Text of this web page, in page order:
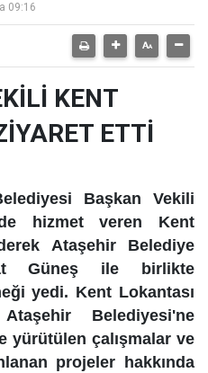
09:16
KENT
ETTİ
Başkan Vekili
hizmet veren Kent
Ataşehir Belediye
Güneş ile birlikte
yedi. Kent Lokantası
Belediyesi'ne
yürütülen çalışmalar ve
projeler hakkında